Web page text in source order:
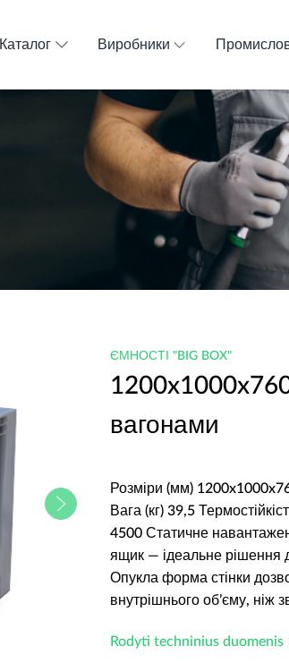
Каталог Виробники
ЄМНОСТІ "BIG BOX"
вагонами
Розміри (мм)
Вага (кг) 39,5
4500 Статичне
ящик — ідеальне рішення
Опукла форма стінки
внутрішнього об’єму, ніж
Rodyti techninius duomenis